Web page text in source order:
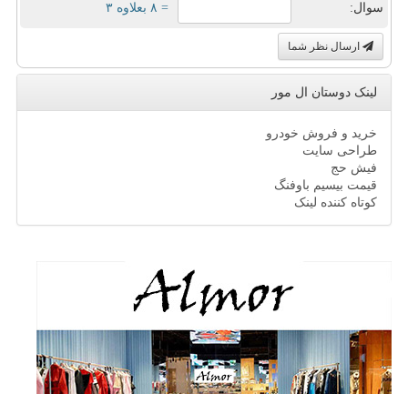
سوال: = ۸ بعلاوه ۳
ارسال نظر شما
لینک دوستان ال مور
خرید و فروش خودرو
طراحی سایت
فیش حج
قیمت بیسیم باوفنگ
کوتاه کننده لینک